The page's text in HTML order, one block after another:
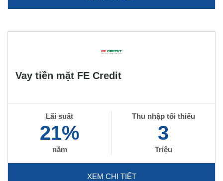
Vay tiền mặt FE Credit
Lãi suất
21%
năm
Thu nhập tối thiểu
3
Triệu
XEM CHI TIẾT